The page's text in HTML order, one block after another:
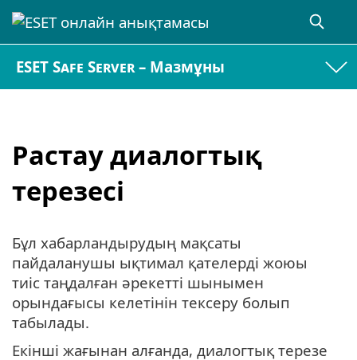
ESET Safe Server – Мазмұны
Растау диалогтық
терезесі
Бұл хабарландырудың мақсаты
пайдаланушы ықтимал қателерді жоюы
тиіс таңдалған әрекетті шынымен
орындағысы келетінін тексеру болып
табылады.
Екінші жағынан алғанда, диалогтық терезе